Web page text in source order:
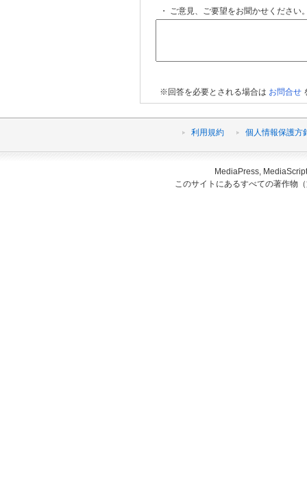
・ ご意見、ご要望をお聞かせください
※回答を必要とされる場合は お問合せ
利用規約 個人情報保護方
MediaPress,
このサイトにあるすべての著作物